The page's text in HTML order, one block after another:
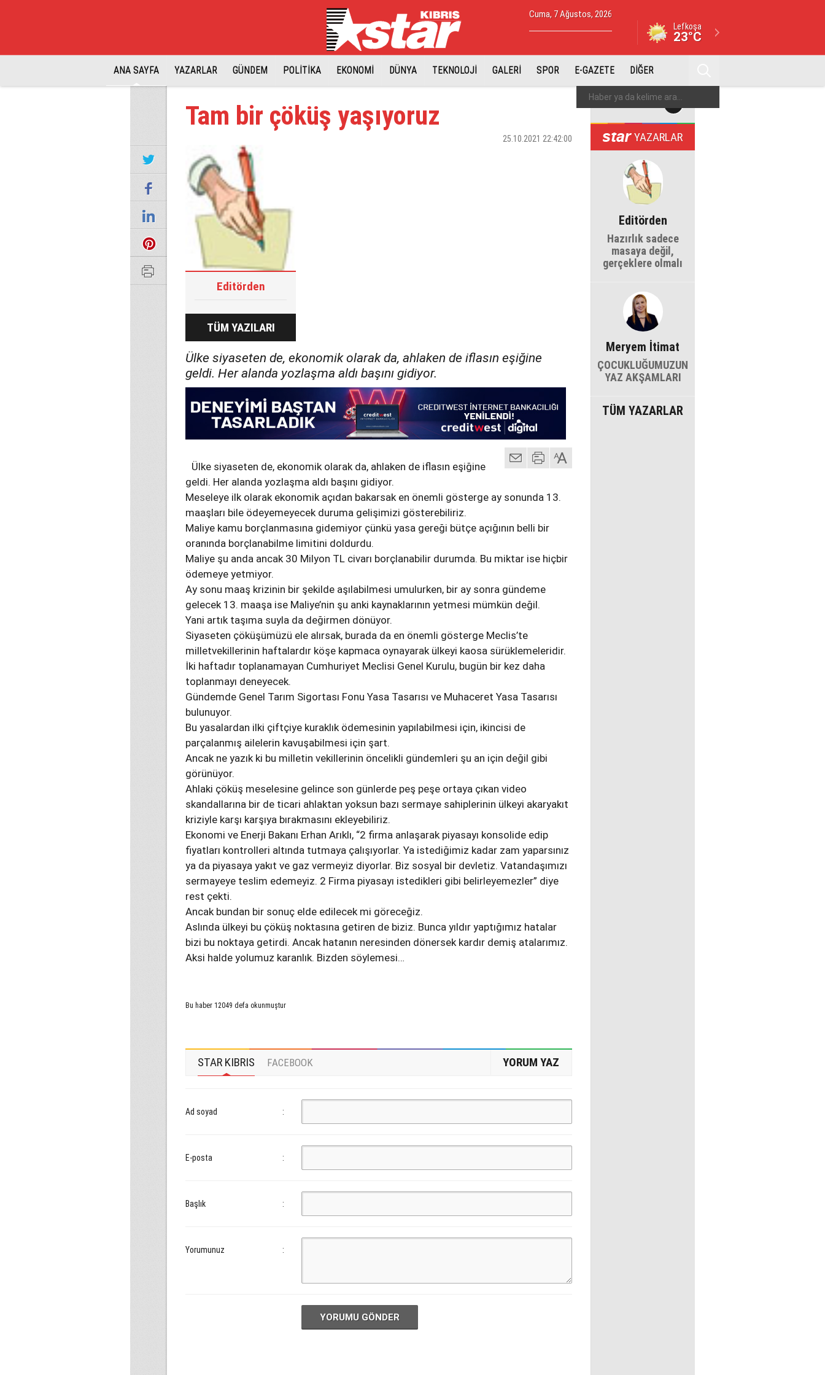
Cuma, 7 Ağustos, 2026
Lefkoşa
23°C
ANA SAYFA YAZARLAR GÜNDEM POLİTİKA EKONOMİ DÜNYA TEKNOLOJİ GALERİ SPOR E-GAZETE DİĞER
Tam bir çöküş yaşıyoruz
25.10.2021 22:42:00
Editörden
TÜM YAZILARI
Ülke siyaseten de, ekonomik olarak da, ahlaken de iflasın eşiğine
geldi. Her alanda yozlaşma aldı başını gidiyor.
Ülke siyaseten de, ekonomik olarak da, ahlaken de iflasın eşiğine
geldi. Her alanda yozlaşma aldı başını gidiyor.
Meseleye ilk olarak ekonomik açıdan bakarsak en önemli gösterge ay sonunda 13.
maaşları bile ödeyemeyecek duruma gelişimizi gösterebiliriz.
Maliye kamu borçlanmasına gidemiyor çünkü yasa gereği bütçe açığının belli bir
oranında borçlanabilme limitini doldurdu.
Maliye şu anda ancak 30 Milyon TL civarı borçlanabilir durumda. Bu miktar ise hiçbir
ödemeye yetmiyor.
Ay sonu maaş krizinin bir şekilde aşılabilmesi umulurken, bir ay sonra gündeme
gelecek 13. maaşa ise Maliye’nin şu anki kaynaklarının yetmesi mümkün değil.
Yani artık taşıma suyla da değirmen dönüyor.
Siyaseten çöküşümüzü ele alırsak, burada da en önemli gösterge Meclis’te
milletvekillerinin haftalardır köşe kapmaca oynayarak ülkeyi kaosa sürüklemeleridir.
İki haftadır toplanamayan Cumhuriyet Meclisi Genel Kurulu, bugün bir kez daha
toplanmayı deneyecek.
Gündemde Genel Tarım Sigortası Fonu Yasa Tasarısı ve Muhaceret Yasa Tasarısı
bulunuyor.
Bu yasalardan ilki çiftçiye kuraklık ödemesinin yapılabilmesi için, ikincisi de
parçalanmış ailelerin kavuşabilmesi için şart.
Ancak ne yazık ki bu milletin vekillerinin öncelikli gündemleri şu an için değil gibi
görünüyor.
Ahlaki çöküş meselesine gelince son günlerde peş peşe ortaya çıkan video
skandallarına bir de ticari ahlaktan yoksun bazı sermaye sahiplerinin ülkeyi akaryakıt
kriziyle karşı karşıya bırakmasını ekleyebiliriz.
Ekonomi ve Enerji Bakanı Erhan Arıklı, “2 firma anlaşarak piyasayı konsolide edip
fiyatları kontrolleri altında tutmaya çalışıyorlar. Ya istediğimiz kadar zam yaparsınız
ya da piyasaya yakıt ve gaz vermeyiz diyorlar. Biz sosyal bir devletiz. Vatandaşımızı
sermayeye teslim edemeyiz. 2 Firma piyasayı istedikleri gibi belirleyemezler” diye
rest çekti.
Ancak bundan bir sonuç elde edilecek mi göreceğiz.
Aslında ülkeyi bu çöküş noktasına getiren de biziz. Bunca yıldır yaptığımız hatalar
bizi bu noktaya getirdi. Ancak hatanın neresinden dönersek kardır demiş atalarımız.
Aksi halde yolumuz karanlık. Bizden söylemesi…
Bu haber 12049 defa okunmuştur
STAR KIBRIS FACEBOOK YORUM YAZ
Ad soyad :
E-posta :
Başlık :
Yorumunuz :
YORUMU GÖNDER
YAZARLAR
Editörden
Hazırlık sadece
masaya değil,
gerçeklere olmalı
Meryem İtimat
ÇOCUKLUĞUMUZUN
YAZ AKŞAMLARI
TÜM YAZARLAR